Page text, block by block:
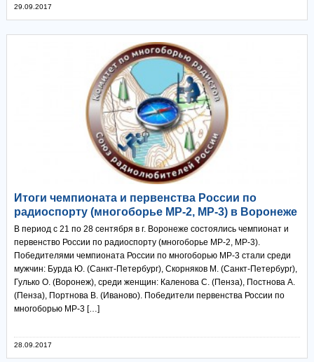
29.09.2017
Итоги чемпионата и первенства России по
радиоспорту (многоборье МР-2, МР-3) в Воронеже
В период с 21 по 28 сентября в г. Воронеже состоялись чемпионат и
первенство России по радиоспорту (многоборье МР-2, МР-3).
Победителями чемпионата России по многоборью МР-3 стали среди
мужчин: Бурда Ю. (Санкт-Петербург), Скорняков М. (Санкт-Петербург),
Гулько О. (Воронеж), среди женщин: Каленова С. (Пенза), Постнова А.
(Пенза), Портнова В. (Иваново). Победители первенства России по
многоборью МР-3 […]
28.09.2017